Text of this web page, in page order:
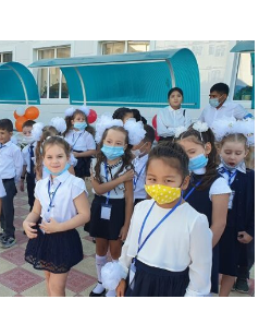
n
o
kl
a
ss
ni
ki
e
gr
a
m
.R er п
р
а
в
и
т
ь